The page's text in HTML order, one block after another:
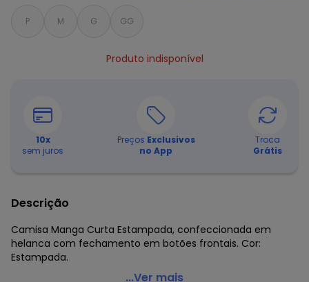
P M G GG
Produto indisponível
10x
sem juros
Preços Exclusivos
no App
Troca
Grátis
Descrição
Camisa Manga Curta Estampada, confeccionada em
helanca com fechamento em botões frontais. Cor:
Estampada.
Moda Pop - Camisa Manga Curta Estampada
...Ver mais